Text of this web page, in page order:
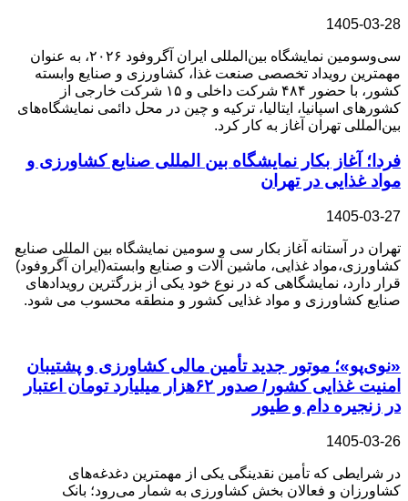
1405-03-28
سی‌وسومین نمایشگاه بین‌المللی ایران آگروفود ۲۰۲۶، به‌ عنوان
مهمترین رویداد تخصصی صنعت غذا، کشاورزی و صنایع وابسته
کشور، با حضور ۴۸۴ شرکت داخلی و ۱۵ شرکت خارجی از
کشورهای اسپانیا، ایتالیا، ترکیه و چین در محل دائمی نمایشگاه‌های
بین‌المللی تهران آغاز به کار کرد.
فردا؛ آغاز بکار نمایشگاه بین المللی صنایع کشاورزی و
مواد غذایی در تهران
1405-03-27
تهران در آستانه آغاز بکار سی و سومین نمایشگاه بین المللی صنایع
کشاورزی،مواد غذایی، ماشین آلات و صنایع وابسته(ایران آگروفود)
قرار دارد، نمایشگاهی که در نوع خود یکی از بزرگترین رویدادهای
صنایع کشاورزی و مواد غذایی کشور و منطقه محسوب می شود.
«نوی‌پو»؛ موتور جدید تأمین مالی کشاورزی و پشتیبان
امنیت غذایی کشور/ صدور ۶۲هزار میلیارد تومان اعتبار
در زنجیره دام و طیور
1405-03-26
در شرایطی که تأمین نقدینگی یکی از مهمترین دغدغه‌های
کشاورزان و فعالان بخش کشاورزی به شمار می‌رود؛ بانک